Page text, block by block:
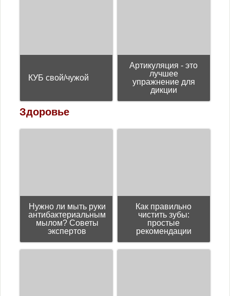
КУБ свой/чужой
Артикуляция - это
лучшее
упражнение для
дикции
Здоровье
Нужно ли мыть руки
антибактериальным
мылом? Советы
экспертов
Как правильно
чистить зубы:
простые
рекомендации